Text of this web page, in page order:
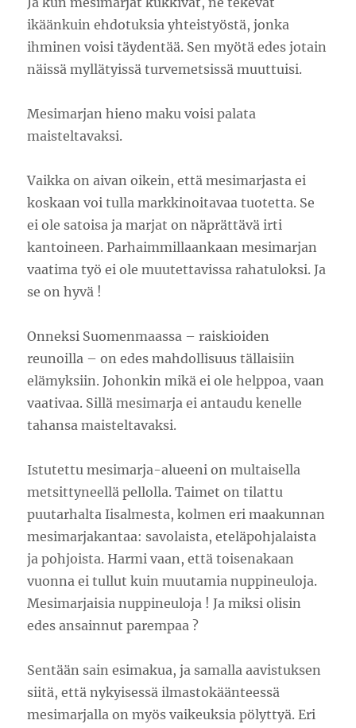
ikäänkuin ehdotuksia yhteistyöstä, jonka
ihminen voisi täydentää. Sen myötä edes jotain
näissä myllätyissä turvemetsissä muuttuisi.
Mesimarjan hieno maku voisi palata
maisteltavaksi.
Vaikka on aivan oikein, että mesimarjasta ei
koskaan voi tulla markkinoitavaa tuotetta. Se
ei ole satoisa ja marjat on näprättävä irti
kantoineen. Parhaimmillaankaan mesimarjan
vaatima työ ei ole muutettavissa rahatuloksi. Ja
se on hyvä !
Onneksi Suomenmaassa – raiskioiden
reunoilla – on edes mahdollisuus tällaisiin
elämyksiin. Johonkin mikä ei ole helppoa, vaan
vaativaa. Sillä mesimarja ei antaudu kenelle
tahansa maisteltavaksi.
Istutettu mesimarja-alueeni on multaisella
metsittyneellä pellolla. Taimet on tilattu
puutarhalta Iisalmesta, kolmen eri maakunnan
mesimarjakantaa: savolaista, eteläpohjalaista
ja pohjoista. Harmi vaan, että toisenakaan
vuonna ei tullut kuin muutamia nuppineuloja.
Mesimarjaisia nuppineuloja ! Ja miksi olisin
edes ansainnut parempaa ?
Sentään sain esimakua, ja samalla aavistuksen
siitä, että nykyisessä ilmastokäänteessä
mesimarjalla on myös vaikeuksia pölyttyä. Eri